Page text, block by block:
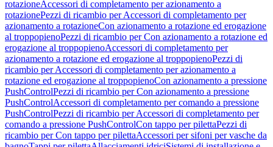
rotazioneAccessori di completamento per azionamento a
rotazionePezzi di ricambio per Accessori di completamento per
azionamento a rotazioneCon azionamento a rotazione ed erogazione
al troppopienoPezzi di ricambio per Con azionamento a rotazione ed
erogazione al troppopienoAccessori di completamento per
azionamento a rotazione ed erogazione al troppopienoPezzi di
ricambio per Accessori di completamento per azionamento a
rotazione ed erogazione al troppopienoCon azionamento a pressione
PushControlPezzi di ricambio per Con azionamento a pressione
PushControlAccessori di completamento per comando a pressione
PushControlPezzi di ricambio per Accessori di completamento per
comando a pressione PushControlCon tappo per pilettaPezzi di
ricambio per Con tappo per pilettaAccessori per sifoni per vasche da